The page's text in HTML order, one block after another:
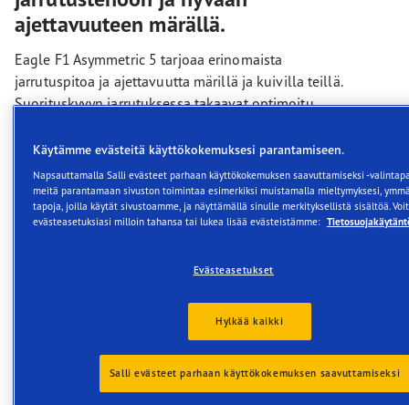
ajettavuuteen märällä.
Eagle F1 Asymmetric 5 tarjoaa erinomaista
jarrutuspitoa ja ajettavuutta märillä ja kuivilla teillä.
Suorituskyvyn jarrutuksessa takaavat optimoitu
rakenne tarkoittaa tarkkaa voiman välitystä, josta
seuraa optimaalinen ajettavuus kuivalla.
The advantages of Goodyear’s
Lyhyempi jarrutusmatka märillä teillä
Käytämme evästeitä käyttökokemuksesi parantamiseen.
Napsauttamalla Salli evästeet parhaan käyttökokemuksen saavuttamiseksi -
meitä parantamaan sivuston toimintaa esimerkiksi muistamalla mieltymyksesi,
tapoja, joilla käytät sivustoamme, ja näyttämällä sinulle merkityksellistä sisältöä.
evästeasetuksiasi milloin tahansa tai lukea lisää evästeistämme:
Evästeasetukset
Hylkää kaikki
Salli evästeet parhaan käyttökokemuksen saavuttamiseksi